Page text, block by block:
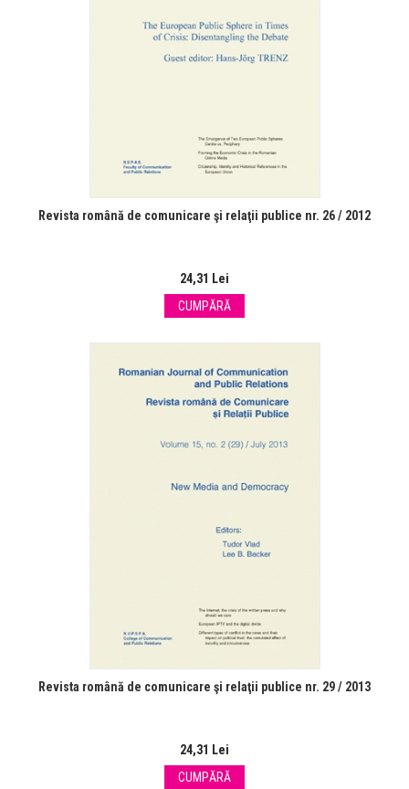
Revista română de comunicare şi relaţii publice nr. 26 / 2012
24,31 Lei
CUMPĂRĂ
Revista română de comunicare şi relaţii publice nr. 29 / 2013
24,31 Lei
CUMPĂRĂ